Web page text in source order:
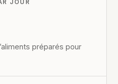
JOUR
préparés pour